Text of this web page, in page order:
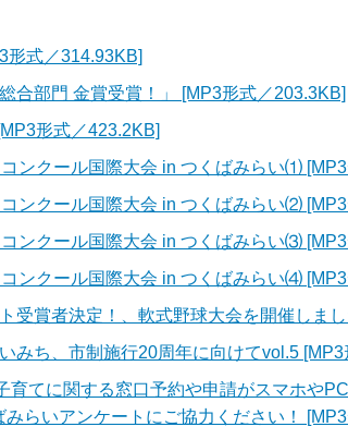
形式／314.93KB]
合部門 金賞受賞！」 [MP3形式／203.3KB]
形式／423.2KB]
ンクール国際大会 in つくばみらい⑴
ンクール国際大会 in つくばみらい⑵
ンクール国際大会 in つくばみらい⑶
ンクール国際大会 in つくばみらい⑷
受賞者決定！、軟式野球大会を開催しま
みち、市制施行20周年に向けてvol.5
育てに関する窓口予約や申請がスマホや
らいアンケートにご協力ください！